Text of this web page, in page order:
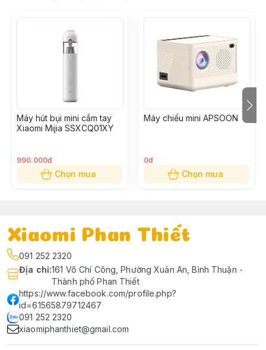
Ưu điểm nổi bật của máy lọc không
khí cho xe hơi Smartmi
CZKQJHQ01ZM.
Máy hút bụi mini cầm tay
Xiaomi Mijia SSXCQ01XY
990.000đ
Chọn mua
Máy chiếu mini APSOON
0đ
Chọn mua
Xiaomi Phan Thiết
091 252 2320
Địa chỉ:161 Võ Chí Công, Phường Xuân An, Bình Thuận -
Thành phố Phan Thiết
https://www.facebook.com/profile.php?
id=61565879712467
091 252 2320
xiaomiphanthiet@gmail.com